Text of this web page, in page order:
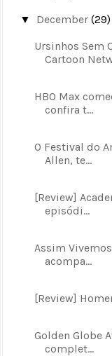
▼ December(29)
Ursinhos Sem
Cartoon
HBO Max
confira t...
O Festival do
Allen, te...
[Review]
episódi...
Assim
acompa...
[Review]
Golden Globe
complet...